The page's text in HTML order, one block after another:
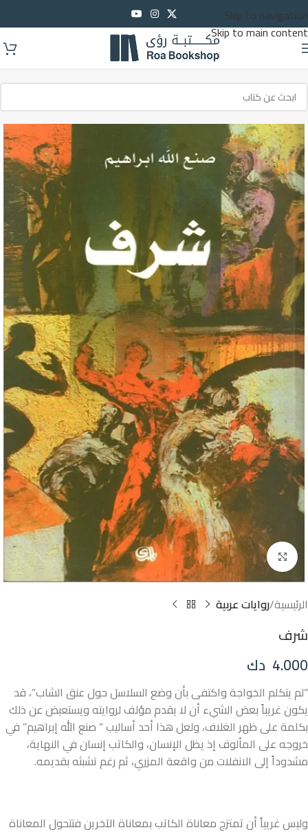
Skip to navigation
Skip to main content
Click to enlarge
الرئيسية روايات عربية
شرف
4.000 دك
“لم يتكلم الخواجة واكتفى بأن وضع السلاسل حول عنق الشاب”، قد
يكون غريباً بعض الشيء أن لا يقدم مؤلف لروايته ويستعيض عن ذلك
بكلمة على ظهر الغلاف، ولعل هذا أحد أساليب ” صنع الله إبراهيم” في
خروجه على المألوف إذ يظل الإنسان، والكاتب إنسان في النهاية،
مشدوداً إلى الانفلات من واقعة المزري، ثم رغم تشبثه بقديمه.
وليس غريباً أن تمتزج معاناة الكاتب بمعاناة الآخرين فتتحول المعاناة